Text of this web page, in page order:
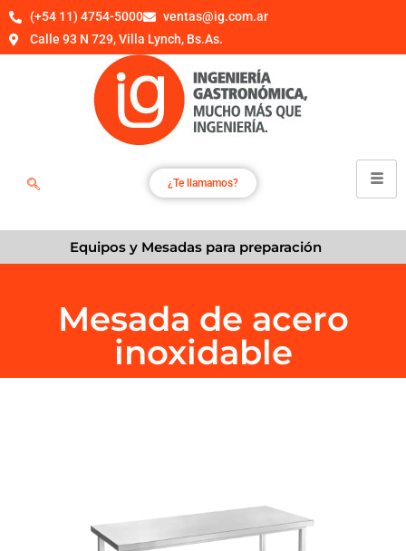
(+54 11) 4754-5000
ventas@ig.com.ar
Calle 93 N 729, Villa Lynch, Bs.As.
¿Te llamamos?
Equipos y Mesadas para preparación
Mesada de acero
inoxidable